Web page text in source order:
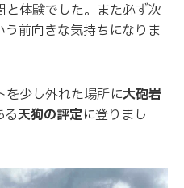
と体験でした。また必ず次
前向きな気持ちになりま
を少し外れた場所に大砲岩
る天狗の評定 に登りまし